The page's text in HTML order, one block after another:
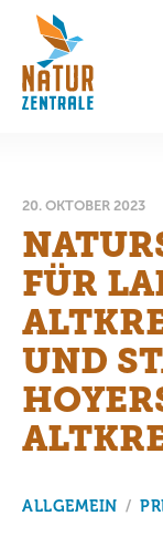
20. OKTOBER 2023
FÜR
UND
ALLGEMEIN /